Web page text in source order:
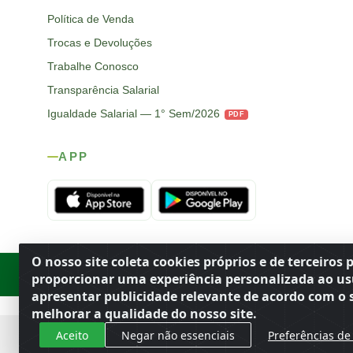
O nosso site coleta cookies próprios e de terceiros
proporcionar uma experiência personalizada ao
apresentar publicidade relevante de acordo com o
melhorar a qualidade do nosso site.
Aceito Negar não essenciais Preferências de
Política de Venda
Trocas e Devoluções
Trabalhe Conosco
Transparência Salarial
Igualdade Salarial — 1° Sem/2026
PDF
APP
Rod. SP-215, s/n, km 98 — Área Rural Porto Ferreira/ ·